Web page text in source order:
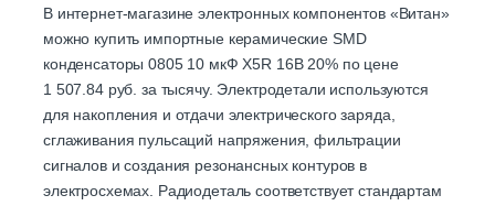
В интернет-магазине электронных компонентов «Витан»
можно купить импортные керамические SMD
конденсаторы 0805 10 мкФ X5R 16B 20% по цене
1 507.84 руб. за тысячу. Электродетали используются
для накопления и отдачи электрического заряда,
сглаживания пульсаций напряжения, фильтрации
сигналов и создания резонансных контуров в
электросхемах. Радиодеталь соответствует стандартам